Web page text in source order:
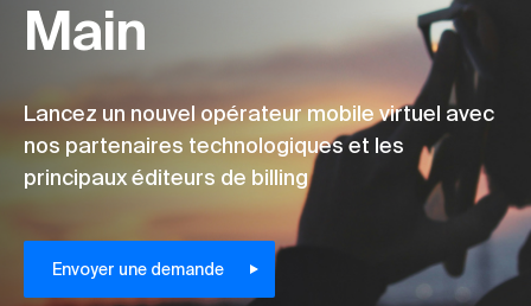
Main
Lancez un nouvel opérateur mobile virtuel avec
nos partenaires technologiques et les
principaux éditeurs de billing
Envoyer une demande